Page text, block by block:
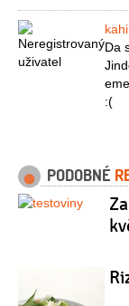
Da
:(
PODOBNÉ